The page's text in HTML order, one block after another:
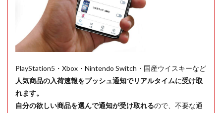
PlayStation5・Xbox・Nintendo Switch・国産ウイスキーなど
人気商品の入荷速報をプッシュ通知でリアルタイムに受け取
れます。
自分の欲しい商品を選んで通知が受け取れるので、不要な通